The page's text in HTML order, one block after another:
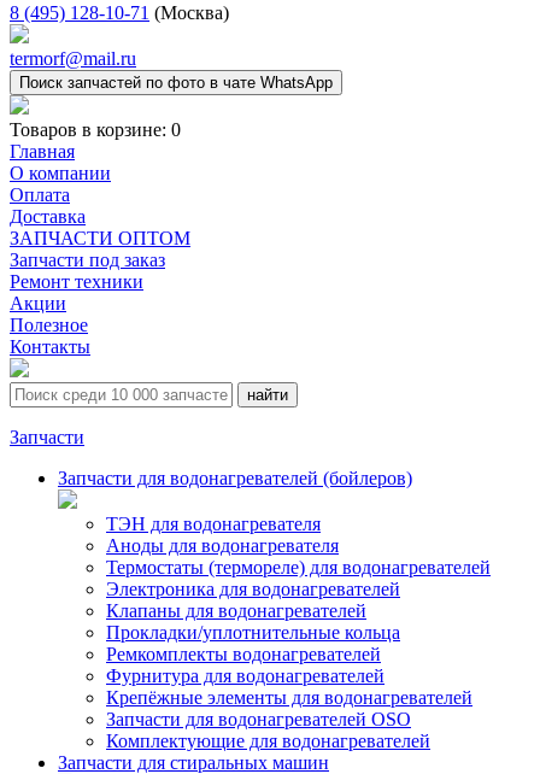
8 (495) 128-10-71 (Москва)
termorf@mail.ru
Поиск запчастей по фото в чате WhatsApp
Товаров в корзине: 0
Главная
О компании
Оплата
Доставка
ЗАПЧАСТИ ОПТОМ
Запчасти под заказ
Ремонт техники
Акции
Полезное
Контакты
Запчасти
Запчасти для водонагревателей (бойлеров)
ТЭН для водонагревателя
Аноды для водонагревателя
Термостаты (термореле) для водонагревателей
Электроника для водонагревателей
Клапаны для водонагревателей
Прокладки/уплотнительные кольца
Ремкомплекты водонагревателей
Фурнитура для водонагревателей
Крепёжные элементы для водонагревателей
Запчасти для водонагревателей OSO
Комплектующие для водонагревателей
Запчасти для стиральных машин